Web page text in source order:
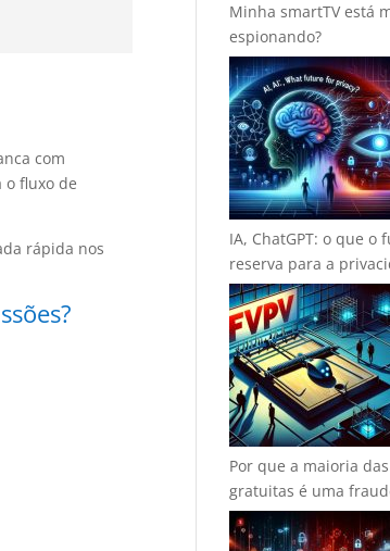
com
o fluxo de
rápida nos
Minha smartTV está
espionando?
IA, ChatGPT: o que o
reserva para a
Por que a maioria das
gratuitas é uma